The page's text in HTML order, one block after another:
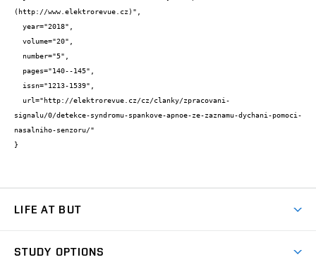
(http://www.elektrorevue.cz)",
signalu/0/detekce-syndromu-spankove-apnoe-ze-zaznamu-dychani-pomoci-
nasalniho-senzoru/"
}
LIFE AT BUT
STUDY OPTIONS